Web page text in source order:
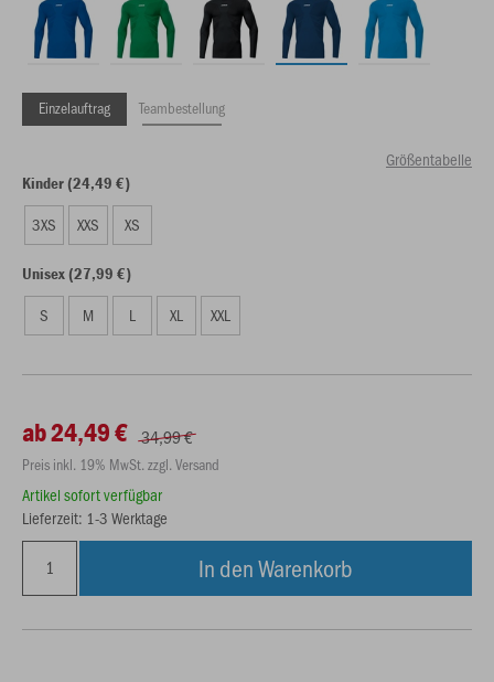
Einzelauftrag Teambestellung
Größentabelle
Kinder (24,49 €)
3XS XXS XS
Unisex (27,99 €)
S M L XL XXL
ab 24,49 € 34,99 €
Preis inkl. 19% MwSt. zzgl. Versand
Artikel sofort verfügbar
Lieferzeit: 1-3 Werktage
In den Warenkorb